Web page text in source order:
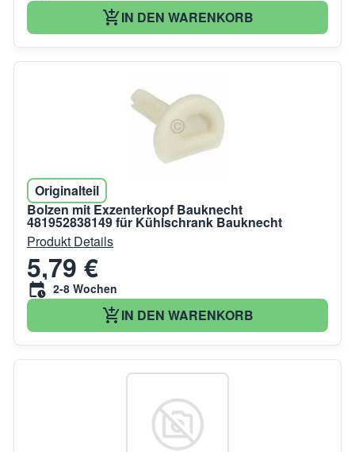
IN DEN WARENKORB
Originalteil
Bolzen mit Exzenterkopf Bauknecht
481952838149 für Kühlschrank Bauknecht
Produkt Details
5,79 €
2-8 Wochen
IN DEN WARENKORB